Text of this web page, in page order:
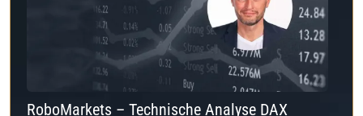
RoboMarkets – Technische Analyse DAX